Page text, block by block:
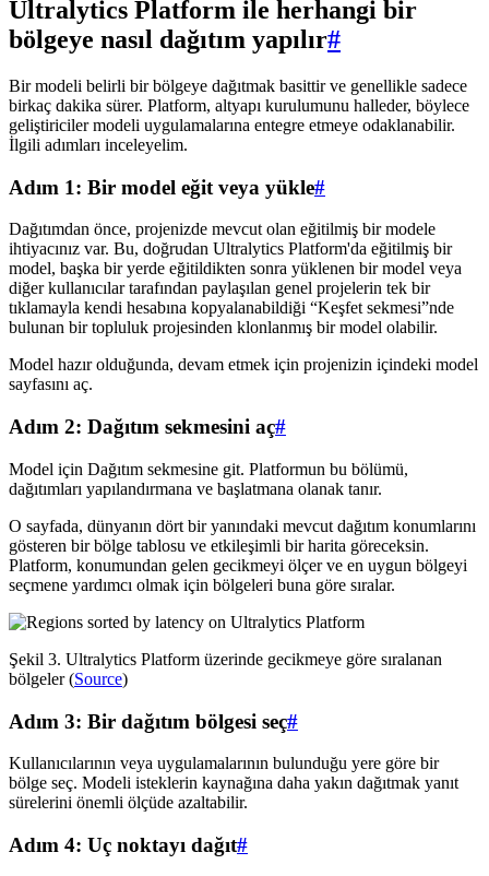
Ultralytics Platform ile herhangi bir
bölgeye nasıl dağıtım yapılır#
Bir modeli belirli bir bölgeye dağıtmak basittir ve genellikle sadece
birkaç dakika sürer. Platform, altyapı kurulumunu halleder, böylece
geliştiriciler modeli uygulamalarına entegre etmeye odaklanabilir.
İlgili adımları inceleyelim.
Adım 1: Bir model eğit veya yükle#
Dağıtımdan önce, projenizde mevcut olan eğitilmiş bir modele
ihtiyacınız var. Bu, doğrudan Ultralytics Platform'da eğitilmiş bir
model, başka bir yerde eğitildikten sonra yüklenen bir model veya
diğer kullanıcılar tarafından paylaşılan genel projelerin tek bir
tıklamayla kendi hesabına kopyalanabildiği “Keşfet sekmesi”nde
bulunan bir topluluk projesinden klonlanmış bir model olabilir.
Model hazır olduğunda, devam etmek için projenizin içindeki model
sayfasını aç.
Adım 2: Dağıtım sekmesini aç#
Model için Dağıtım sekmesine git. Platformun bu bölümü,
dağıtımları yapılandırmana ve başlatmana olanak tanır.
O sayfada, dünyanın dört bir yanındaki mevcut dağıtım konumlarını
gösteren bir bölge tablosu ve etkileşimli bir harita göreceksin.
Platform, konumundan gelen gecikmeyi ölçer ve en uygun bölgeyi
seçmene yardımcı olmak için bölgeleri buna göre sıralar.
Şekil 3. Ultralytics Platform üzerinde gecikmeye göre sıralanan
bölgeler (Source)
Adım 3: Bir dağıtım bölgesi seç#
Kullanıcılarının veya uygulamalarının bulunduğu yere göre bir
bölge seç. Modeli isteklerin kaynağına daha yakın dağıtmak yanıt
sürelerini önemli ölçüde azaltabilir.
Adım 4: Uç noktayı dağıt#